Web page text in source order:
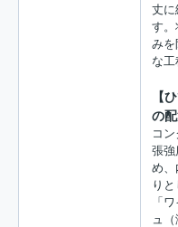
丈に
す。
みを
な工
【
の配
コン
張強
め、
り
「
ュ（